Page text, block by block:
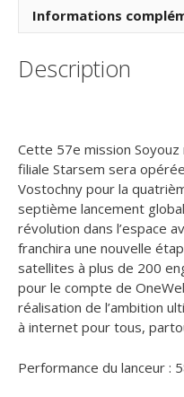
ST32
-
local
-
Informations
Description
Cette 57e mission
filiale Starsem sera
Vostochny pour la
septième lancement
révolution dans l’espace
franchira une nouvelle
satellites à plus de 200
pour le compte de
réalisation de l’ambition
à internet pour tous,
Performance du lanceur :